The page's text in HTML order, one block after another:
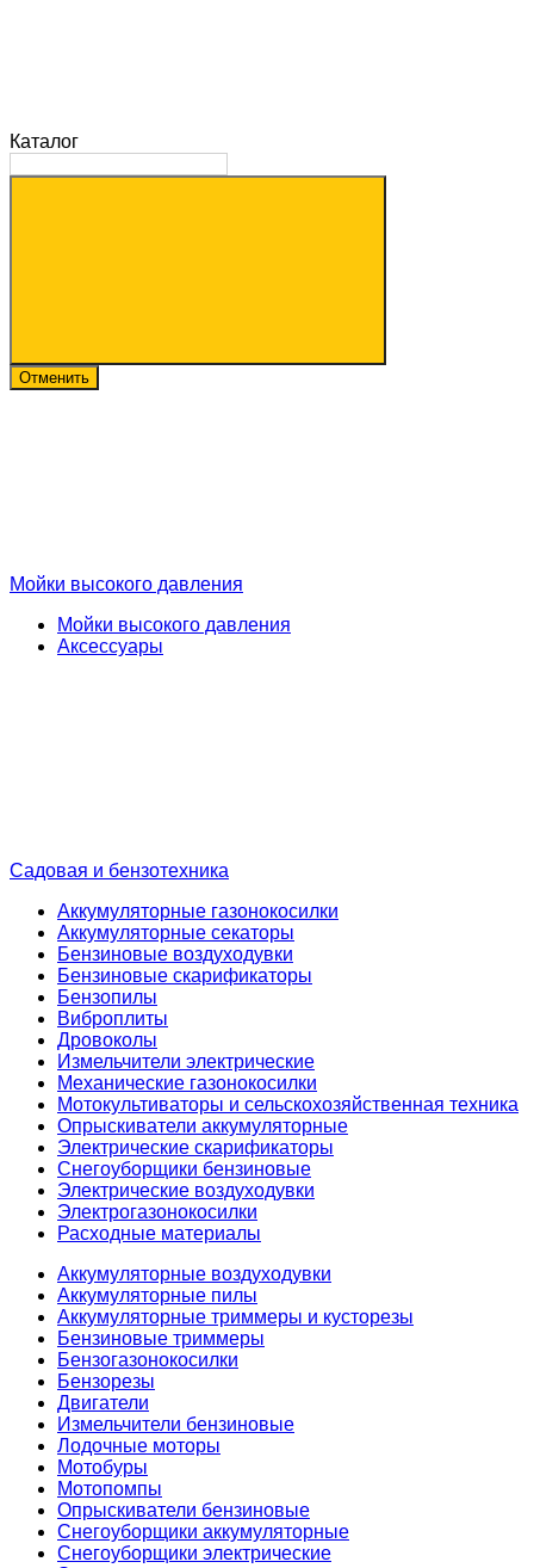
Каталог
Отменить
Мойки высокого давления
Мойки высокого давления
Аксессуары
Садовая и бензотехника
Аккумуляторные газонокосилки
Аккумуляторные секаторы
Бензиновые воздуходувки
Бензиновые скарификаторы
Бензопилы
Виброплиты
Дровоколы
Измельчители электрические
Механические газонокосилки
Мотокультиваторы и сельскохозяйственная техника
Опрыскиватели аккумуляторные
Электрические скарификаторы
Снегоуборщики бензиновые
Электрические воздуходувки
Электрогазонокосилки
Расходные материалы
Аккумуляторные воздуходувки
Аккумуляторные пилы
Аккумуляторные триммеры и кусторезы
Бензиновые триммеры
Бензогазонокосилки
Бензорезы
Двигатели
Измельчители бензиновые
Лодочные моторы
Мотобуры
Мотопомпы
Опрыскиватели бензиновые
Снегоуборщики аккумуляторные
Снегоуборщики электрические